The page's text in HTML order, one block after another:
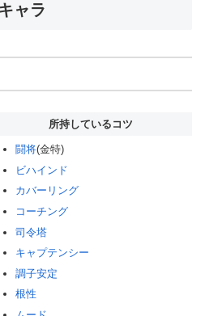
ャラ
所持しているコツ
闘将(金特)
ビハインド
カバーリング
コーチング
司令塔
キャプテンシー
調子安定
根性